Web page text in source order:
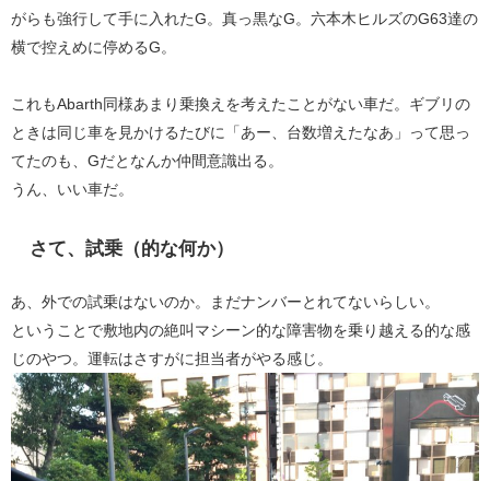
がらも強行して手に入れたG。真っ黒なG。六本木ヒルズのG63達の
横で控えめに停めるG。
これもAbarth同様あまり乗換えを考えたことがない車だ。ギブリの
ときは同じ車を見かけるたびに「あー、台数増えたなあ」って思っ
てたのも、Gだとなんか仲間意識出る。
うん、いい車だ。
さて、試乗（的な何か）
あ、外での試乗はないのか。まだナンバーとれてないらしい。
ということで敷地内の絶叫マシーン的な障害物を乗り越える的な感
じのやつ。運転はさすがに担当者がやる感じ。